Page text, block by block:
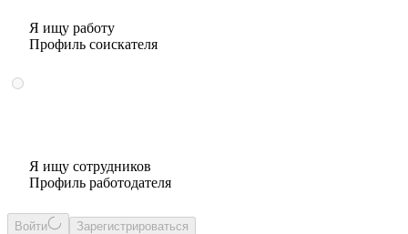
Я ищу работу
Профиль соискателя
Я ищу сотрудников
Профиль работодателя
Войти Зарегистрироваться